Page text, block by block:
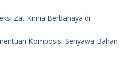
Zat Kimia Berbahaya di
Komposisi Senyawa Bahan